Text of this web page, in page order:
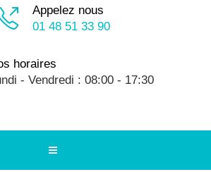
Appelez nous
01 48 51 33 90
horaires
- Vendredi : 08:00 - 17:30